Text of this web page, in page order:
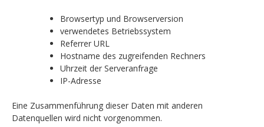
Browsertyp und Browserversion
verwendetes Betriebssystem
Referrer URL
Hostname des zugreifenden Rechners
Uhrzeit der Serveranfrage
IP-Adresse
Eine Zusammenführung dieser Daten mit anderen
Datenquellen wird nicht vorgenommen.